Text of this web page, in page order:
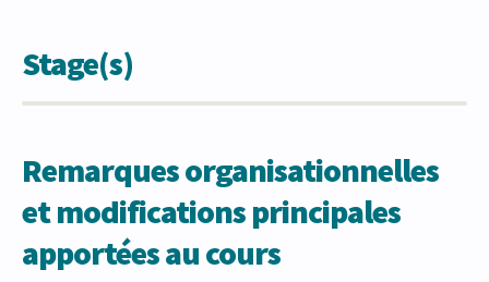
Stage(s)
Remarques organisationnelles
et modifications principales
apportées au cours